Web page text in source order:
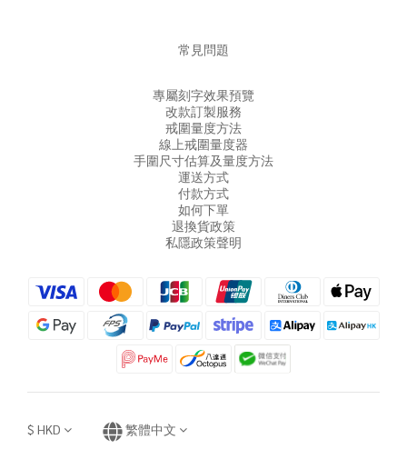
常見問題
專屬刻字效果預覽
改款訂製服務
戒圍量度方法
線上戒圍量度器
手圍尺寸估算及量度方法
運送方式
付款方式
如何下單
退換貨政策
私隱政策聲明
$ HKD 繁體中文